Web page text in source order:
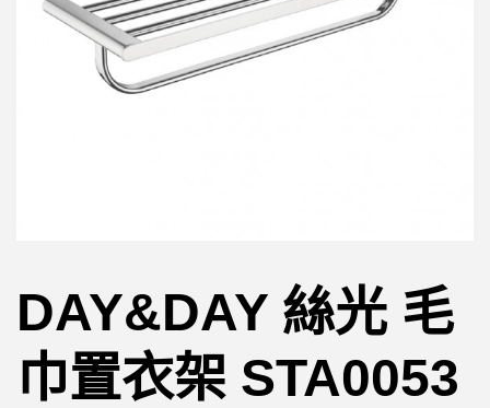
DAY&DAY 絲光 毛
巾置衣架 STA0053